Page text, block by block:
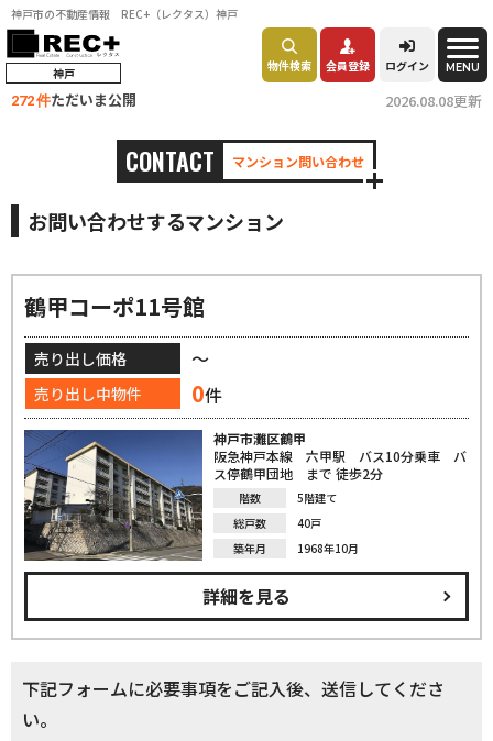
神戸市の不動産情報 REC+（レクタス）神戸
神戸 物件検索 会員登録 ログイン MENU
272 件ただいま公開 2026.08.08更新
CONTACT マンション問い合わせ
お問い合わせするマンション
鶴甲コーポ11号館
売り出し価格 ～
売り出し中物件 0件
神戸市灘区鶴甲
阪急神戸本線 六甲駅 バス10分乗車 バ
ス停鶴甲団地 まで 徒歩2分
階数
5階建て
総戸数
40戸
築年月
1968年10月
詳細を見る
下記フォームに必要事項をご記入後、送信してくださ
い。